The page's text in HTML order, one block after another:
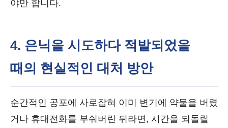
야만 합니다.
4. 은닉을 시도하다 적발되었을
때의 현실적인 대처 방안
순간적인 공포에 사로잡혀 이미 변기에 약물을 버렸
거나 휴대전화를 부숴버린 뒤라면, 시간을 되돌릴